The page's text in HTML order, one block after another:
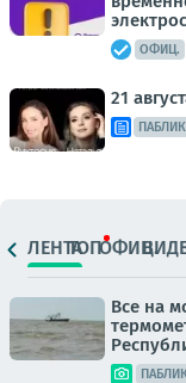
ОФИЦ.
21
ЛЕНТАТОПОФИЦ.
Все на